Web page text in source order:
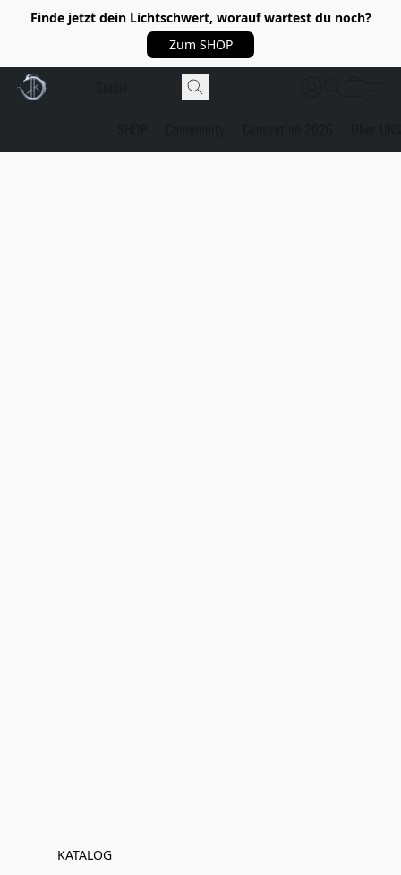
Finde jetzt dein Lichtschwert, worauf wartest du noch?
Zum SHOP
KATALOG